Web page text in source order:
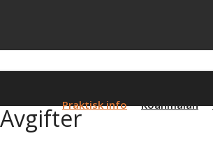
Praktisk info Köanmälan
Avgifter